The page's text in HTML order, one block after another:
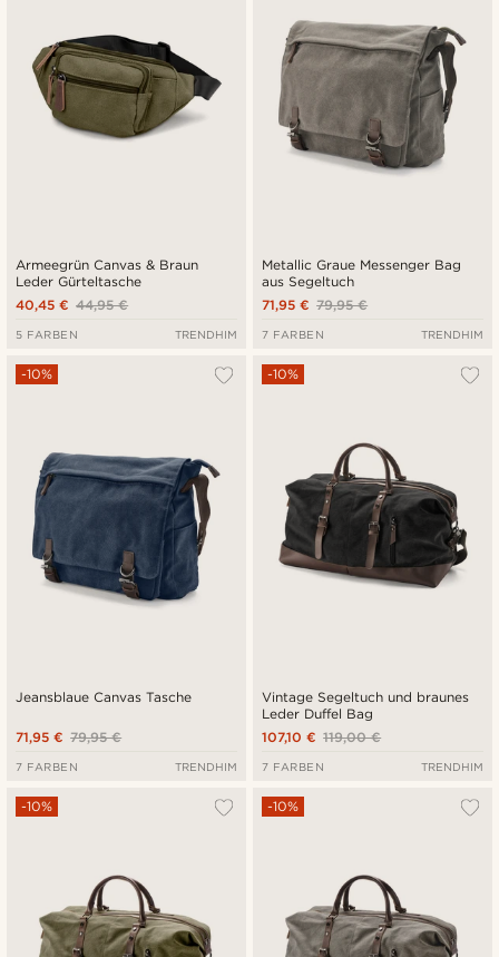
Armeegrün Canvas & Braun
Leder Gürteltasche
44,95 €
40,45 €
5 FARBEN TRENDHIM
Metallic Graue Messenger Bag
aus Segeltuch
79,95 €
71,95 €
7 FARBEN TRENDHIM
Jeansblaue Canvas Tasche
-10%
79,95 €
71,95 €
7 FARBEN TRENDHIM
Vintage Segeltuch und braunes
Leder Duffel Bag
-10%
119,00 €
107,10 €
7 FARBEN TRENDHIM
-10% -10%